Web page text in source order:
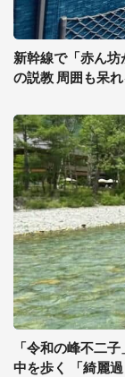
新幹線で「赤ん
の説教 周囲も呆
「令和の峰不二
中を歩く 「綺麗